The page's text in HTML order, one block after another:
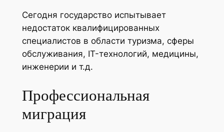
Сегодня государство испытывает
недостаток квалифицированных
специалистов в области туризма, сферы
обслуживания, IT-технологий, медицины,
инженерии и т.д.
Профессиональная
миграция